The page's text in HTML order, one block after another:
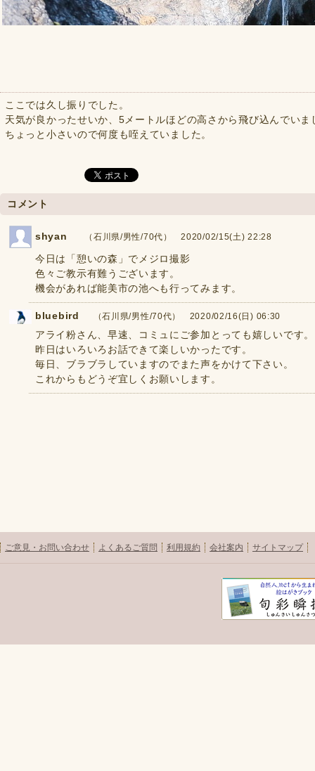
ここでは久し振りでした。
天気が良かったせいか、5メートルほどの高さから飛び込んでいま
ちょっと小さいので何度も咥えていました。
コメント
shyan （石川県/男性/70代） 2020/02/15(土) 22:28
今日は「憩いの森」でメジロ撮影
色々ご教示有難うございます。
機会があれば能美市の池へも行ってみます。
bluebird （石川県/男性/70代） 2020/02/16(日) 06:30
アライ粉さん、早速、コミュにご参加とっても嬉しいです。
昨日はいろいろお話できて楽しいかったです。
毎日、ブラブラしていますのでまた声をかけて下さい。
これからもどうぞ宜しくお願いします。
ご意見・お問い合わせ よくあるご質問 利用規約 会社案内 サイトマップ